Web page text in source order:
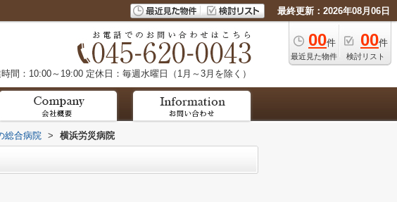
最終更新：2026年08月06日
00件
最近見た物件
00件
検討リスト
間：10:00～19:00 定休日：毎週水曜日（1月～3月を除く）
総合病院 > 横浜労災病院